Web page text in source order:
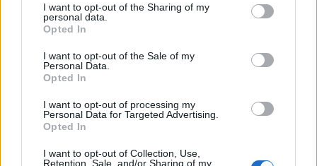
I want to opt-out of the Sharing of my
personal data.
Opted In
I want to opt-out of the Sale of my
Personal Data.
Opted In
I want to opt-out of processing my
Personal Data for Targeted Advertising.
Opted In
I want to opt-out of Collection, Use,
Retention, Sale, and/or Sharing of my
var izmantot mācību satura apguvē un parādīti
atgādņu paraugi dažādos mācību priekšmetos.
Vienlaikus ir uzsvērts, ka mācību grāmata vai
pārbaudes darbos un eksāmenos tās